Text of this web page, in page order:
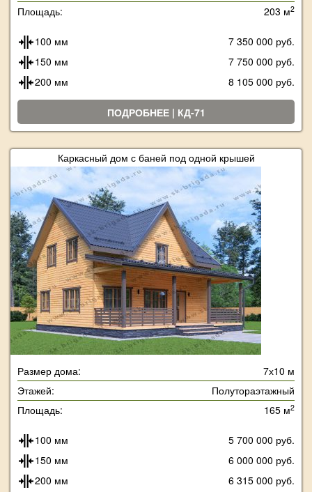
Площадь:
203 м2
100 мм
7 350 000 руб.
150 мм
7 750 000 руб.
200 мм
8 105 000 руб.
ПОДРОБНЕЕ | КД-71
Каркасный дом с баней под одной крышей
Размер дома:
7х10 м
Этажей:
Полутораэтажный
Площадь:
165 м2
100 мм
5 700 000 руб.
150 мм
6 000 000 руб.
200 мм
6 315 000 руб.